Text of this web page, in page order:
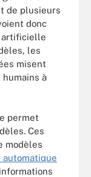
de plusieurs
donc
artificielle
les
misent
à
permet
Ces
modèles